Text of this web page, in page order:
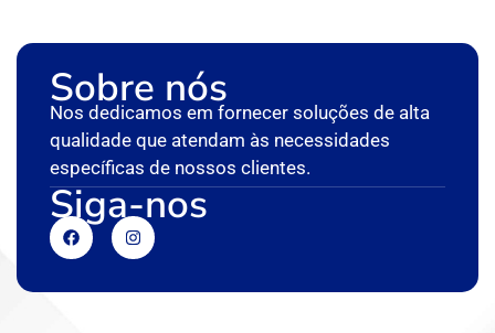
Sobre nós
Nos dedicamos em fornecer soluções de alta
qualidade que atendam às necessidades
específicas de nossos clientes.
Siga-nos